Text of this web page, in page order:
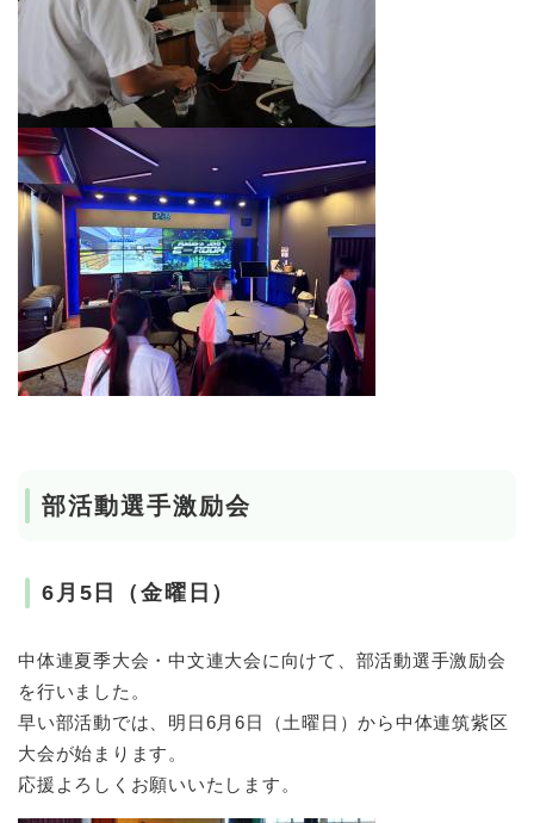
部活動選手激励会
6月5日（金曜日）
中体連夏季大会・中文連大会に向けて、部活動選手激励会
を行いました。
早い部活動では、明日6月6日（土曜日）から中体連筑紫区
大会が始まります。
応援よろしくお願いいたします。